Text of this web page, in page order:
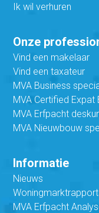
Ik wil verhuren
Onze
Vind een makelaar
Vind een taxateur
MVA Business
MVA Certified Expat
MVA Erfpacht
MVA Nieuwbouw
Informatie
Nieuws
MVA Erfpacht